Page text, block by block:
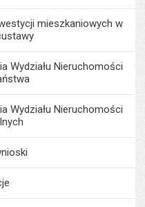
mieszkaniowych w
Wydziału Nieruchomości
Wydziału Nieruchomości